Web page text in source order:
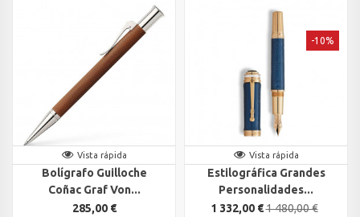
Vista rápida
Bolígrafo Guilloche
Coñac Graf Von...
285,00 €
Vista rápida
Estilográfica Grandes
Personalidades...
1 332,00 €1 480,00 €
-10%